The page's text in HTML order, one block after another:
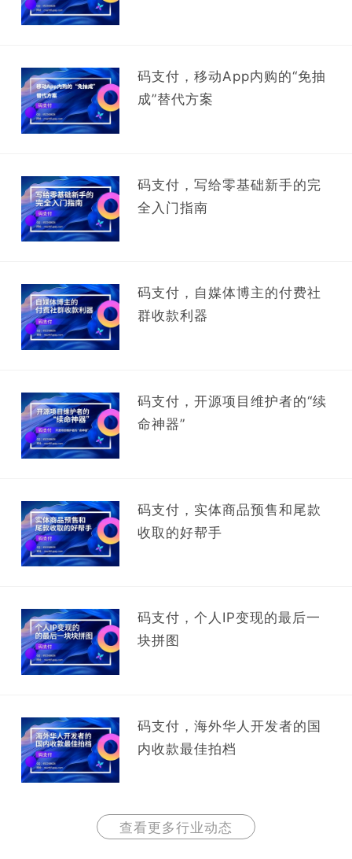
码支付，移动App内购的“免抽
成”替代方案
码支付，写给零基础新手的完
全入门指南
码支付，自媒体博主的付费社
群收款利器
码支付，开源项目维护者的“续
命神器”
码支付，实体商品预售和尾款
收取的好帮手
码支付，个人IP变现的最后一
块拼图
码支付，海外华人开发者的国
内收款最佳拍档
查看更多行业动态